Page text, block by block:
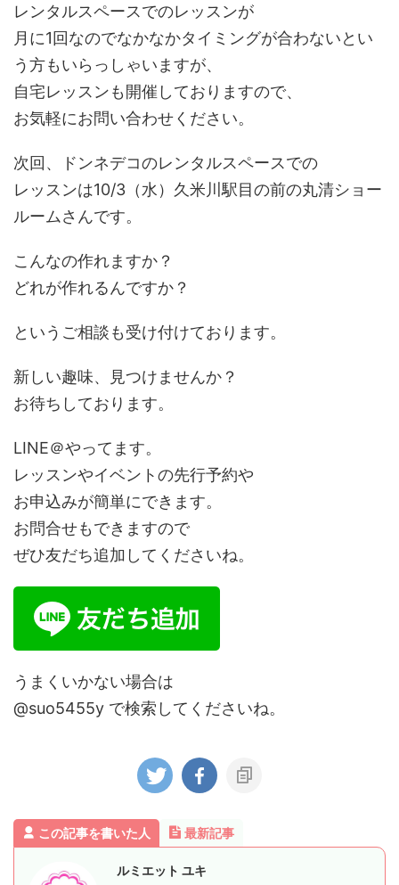
レンタルスペースでのレッスンが
月に1回なのでなかなかタイミングが合わないとい
う方もいらっしゃいますが、
自宅レッスンも開催しておりますので、
お気軽にお問い合わせください。
次回、ドンネデコのレンタルスペースでの
レッスンは10/3（水）久米川駅目の前の丸清ショー
ルームさんです。
こんなの作れますか？
どれが作れるんですか？
というご相談も受け付けております。
新しい趣味、見つけませんか？
お待ちしております。
LINE＠やってます。
レッスンやイベントの先行予約や
お申込みが簡単にできます。
お問合せもできますので
ぜひ友だち追加してくださいね。
うまくいかない場合は
@suo5455y で検索してくださいね。
この記事を書いた人 最新記事
ルミエット ユキ